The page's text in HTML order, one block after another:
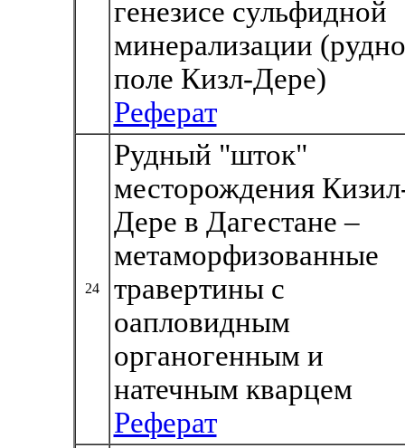
генезисе сульфидной
минерализации
поле Кизл-Дере)
Реферат
24
Рудный "шток"
месторождения
Дере в Дагестане –
метаморфизованные
травертины с
оапловидным
органогенным и
натечным кварцем
Реферат